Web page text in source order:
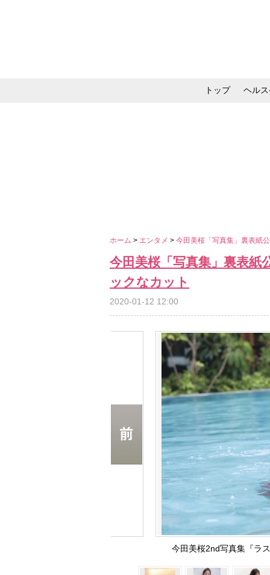
トップ ヘル
ホーム > エンタメ > 今田美桜「写真集」裏表紙
今田美桜「写真集」裏表
ックなカット
2020-01-12 12:00
今田美桜2nd写真集『ラ